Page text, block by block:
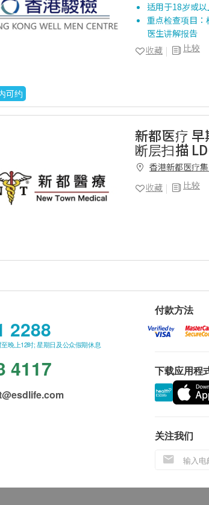
可约
适用于18岁或
重点检查项目：
医生讲解报告
比较
收藏
新都医疗
断层扫描
香港新都医疗
比较
收藏
2288
晚上12时; 星期日及公众假期休息
4117
付款方法
下载应用程
关注我们